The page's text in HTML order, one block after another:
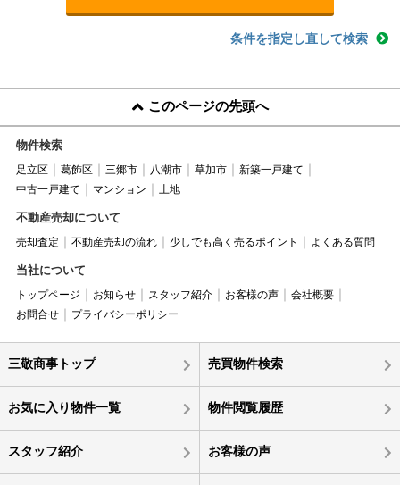
条件を指定し直して検索
このページの先頭へ
物件検索
足立区 葛飾区 三郷市 八潮市 草加市
新築一戸建て
中古一戸建て
マンション 土地
不動産売却について
売却査定 不動産売却の流れ 少しでも高く売るポイント よくある質問
当社について
トップページ お知らせ スタッフ紹介 お客様の声
会社概要
お問合せ
プライバシーポリシー
三敬商事トップ 売買物件検索
お気に入り物件一覧 物件閲覧履歴
スタッフ紹介 お客様の声